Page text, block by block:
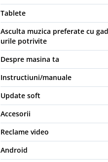
Tablete
Asculta muzica preferate cu
urile potrivite
Despre masina ta
Instructiuni/manuale
Update soft
Accesorii
Reclame video
Android